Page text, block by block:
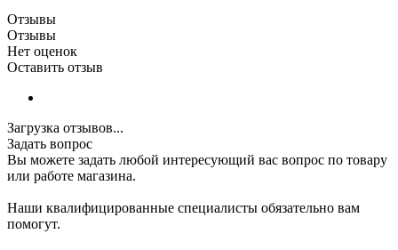
Отзывы
Отзывы
Нет оценок
Оставить отзыв
Загрузка отзывов...
Задать вопрос
Вы можете задать любой интересующий вас вопрос по товару
или работе магазина.
Наши квалифицированные специалисты обязательно вам
помогут.